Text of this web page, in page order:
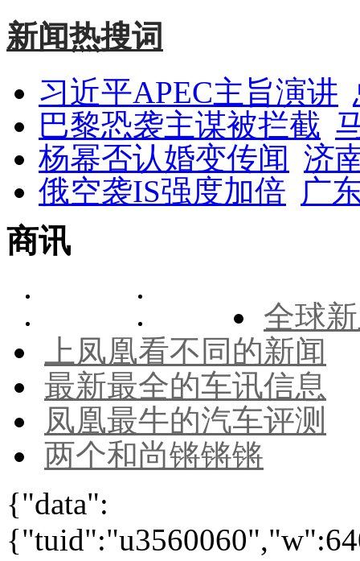
新闻热搜词
习近平APEC主旨演讲
巴黎恐袭主谋被拦截
杨幂否认婚变传闻 济
俄空袭IS强度加倍 广
商讯
全球
上凤凰看不同的新闻
最新最全的车讯信息
凤凰最牛的汽车评测
两个和尚锵锵锵
{"data":